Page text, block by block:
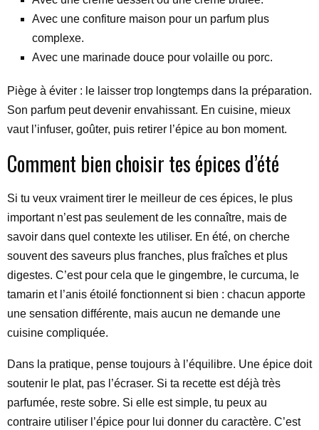
Avec une confiture maison pour un parfum plus
complexe.
Avec une marinade douce pour volaille ou porc.
Piège à éviter : le laisser trop longtemps dans la préparation.
Son parfum peut devenir envahissant. En cuisine, mieux
vaut l’infuser, goûter, puis retirer l’épice au bon moment.
Comment bien choisir tes épices d’été
Si tu veux vraiment tirer le meilleur de ces épices, le plus
important n’est pas seulement de les connaître, mais de
savoir dans quel contexte les utiliser. En été, on cherche
souvent des saveurs plus franches, plus fraîches et plus
digestes. C’est pour cela que le gingembre, le curcuma, le
tamarin et l’anis étoilé fonctionnent si bien : chacun apporte
une sensation différente, mais aucun ne demande une
cuisine compliquée.
Dans la pratique, pense toujours à l’équilibre. Une épice doit
soutenir le plat, pas l’écraser. Si ta recette est déjà très
parfumée, reste sobre. Si elle est simple, tu peux au
contraire utiliser l’épice pour lui donner du caractère. C’est